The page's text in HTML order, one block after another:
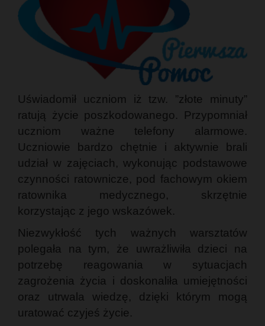
Uświadomił uczniom iż tzw. ”złote minuty”
ratują życie poszkodowanego. Przypomniał
uczniom ważne telefony alarmowe.
Uczniowie bardzo chętnie i aktywnie brali
udział w zajęciach, wykonując podstawowe
czynności ratownicze, pod fachowym okiem
ratownika medycznego, skrzętnie
korzystając z jego wskazówek.
Niezwykłość tych ważnych warsztatów
polegała na tym, że uwrażliwiła dzieci na
potrzebę reagowania w sytuacjach
zagrożenia życia i doskonaliła umiejętności
oraz utrwala wiedzę, dzięki którym mogą
uratować czyjeś życie.